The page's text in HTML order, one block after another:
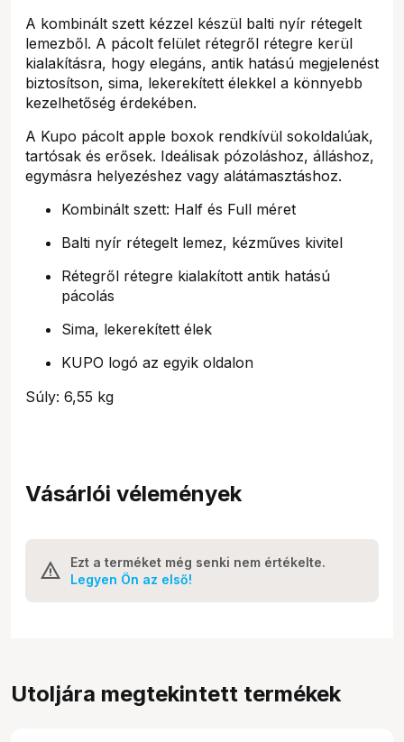
A kombinált szett kézzel készül balti nyír rétegelt
lemezből. A pácolt felület rétegről rétegre kerül
kialakításra, hogy elegáns, antik hatású megjelenést
biztosítson, sima, lekerekített élekkel a könnyebb
kezelhetőség érdekében.
A Kupo pácolt apple boxok rendkívül sokoldalúak,
tartósak és erősek. Ideálisak pózoláshoz, álláshoz,
egymásra helyezéshez vagy alátámasztáshoz.
Kombinált szett: Half és Full méret
Balti nyír rétegelt lemez, kézműves kivitel
Rétegről rétegre kialakított antik hatású
pácolás
Sima, lekerekített élek
KUPO logó az egyik oldalon
Súly: 6,55 kg
Vásárlói vélemények
Ezt a terméket még senki nem értékelte.
Legyen Ön az első!
Utoljára megtekintett termékek